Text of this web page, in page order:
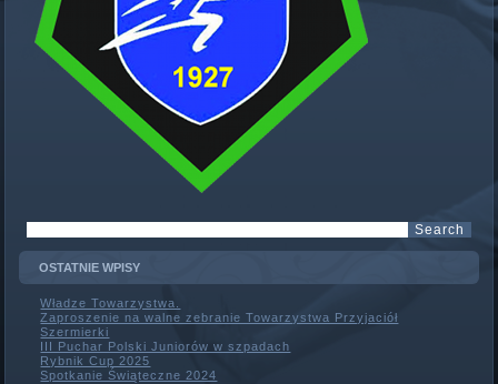
OSTATNIE WPISY
Władze Towarzystwa.
Zaproszenie na walne zebranie Towarzystwa Przyjaciół
Szermierki
III Puchar Polski Juniorów w szpadach
Rybnik Cup 2025
Spotkanie Świąteczne 2024